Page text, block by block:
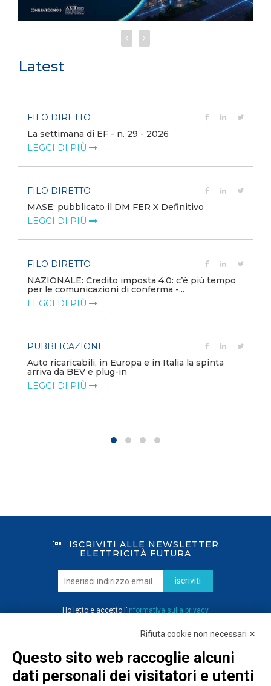
Latest
FILO DIRETTO
La settimana di EF - n. 29 - 2026
LEGGI DI PIÙ
FILO DIRETTO
MASE: pubblicato il DM FER X Definitivo
LEGGI DI PIÙ
FILO DIRETTO
NAZIONALE: Credito imposta 4.0: c’è più tempo
per le comunicazioni di conferma -...
LEGGI DI PIÙ
PUBBLICAZIONI
Auto ricaricabili, in Europa e in Italia la spinta
arriva da BEV e plug-in
LEGGI DI PIÙ
ISCRIVITI ALLE NEWSLETTER
ELETTRICITÀ FUTURA
iscriviti
Ho letto e accetto l’informativa sulla privacy
Rifiuta cookie non necessari ✕
Questo sito web raccoglie alcuni
dati personali dei visitatori e utenti